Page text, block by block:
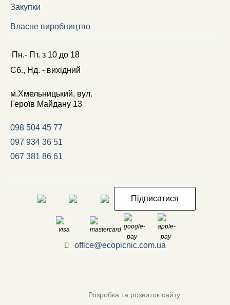
Закупки
Власне виробництво
Пн.- Пт. з10 до18
Сб., Нд. - вихідний
м.Хмельницький, вул.
Героїв Майдану 13
098 504 45 77
097 934 36 51
067 381 86 61
Підписатися
office@ecopicnic.com.ua
Розробка та розвиток сайту